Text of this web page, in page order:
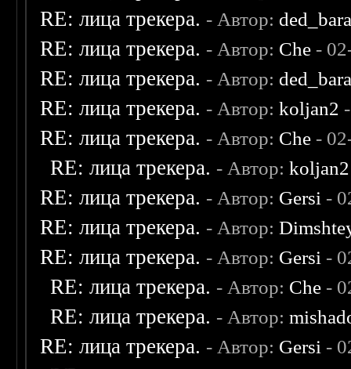
RE: лица трекера. - Автор:
RE: лица трекера. - Автор: Che -
RE: лица трекера. - Автор:
RE: лица трекера. - Автор:koljan2
RE: лица трекера. - Автор: Che -
RE: лица трекера. - Автор:koljan2
RE: лица трекера. - Автор: Gersi -
RE: лица трекера. - Автор:
RE: лица трекера. - Автор: Gersi -
RE: лица трекера. - Автор: Che -
RE: лица трекера. - Автор:
RE: лица трекера. - Автор: Gersi -